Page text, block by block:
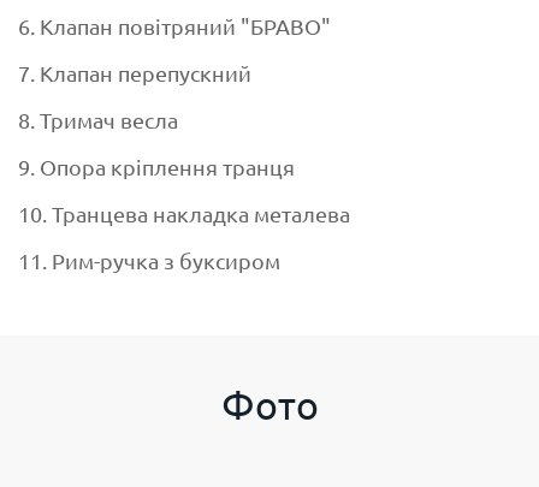
6. Клапан повітряний "БРАВО"
7. Клапан перепускний
8. Тримач весла
9. Опора кріплення транця
10. Транцева накладка металева
11. Рим-ручка з буксиром
Фото